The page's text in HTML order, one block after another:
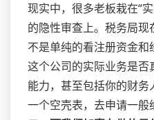
现实中，很多老板栽在“
的隐性审查上。税务局
不是单纯的看注册资金
这个公司的实际业务是
能力，甚至包括你的财
一个空壳表，去申请一